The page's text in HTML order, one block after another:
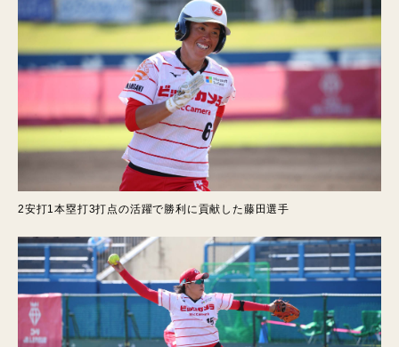
2安打1本塁打3打点の活躍で勝利に貢献した藤田選手